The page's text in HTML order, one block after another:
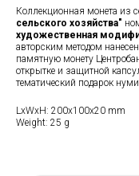
Коллекционная монета из
сельского хозяйства"
художественная
авторским методом
памятную монету
открытке и защитной
тематический подарок
LxWxH: 200x100x20 mm
Weight: 25 g